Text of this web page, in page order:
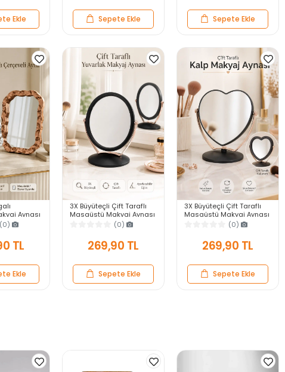
Ekle Sepete Ekle Sepete Ekle
Aynası
Duvar Ayna
(0)
TL
Ekle
3X Büyüteçli Çift Taraflı
Masaüstü Makyaj Aynası
Daire Siyah Rose Gold
Standlı Dekoratif Yakın
(0)
269,90 TL
Sepete Ekle
3X Büyüteçli Çift Taraflı
Masaüstü Makyaj Aynası
Kalpi Siyah Rose Gold
Standlı Dekoratif Yakın
(0)
269,90 TL
Sepete Ekle